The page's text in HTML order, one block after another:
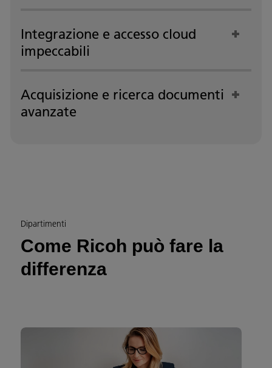
Integrazione e accesso cloud
impeccabili
Acquisizione e ricerca documenti
avanzate
Dipartimenti
Come Ricoh può fare la
differenza